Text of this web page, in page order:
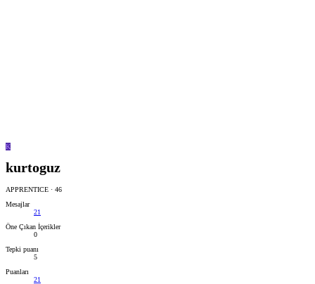
K
kurtoguz
APPRENTICE · 46
Mesajlar
21
Öne Çıkan İçerikler
0
Tepki puanı
5
Puanları
21